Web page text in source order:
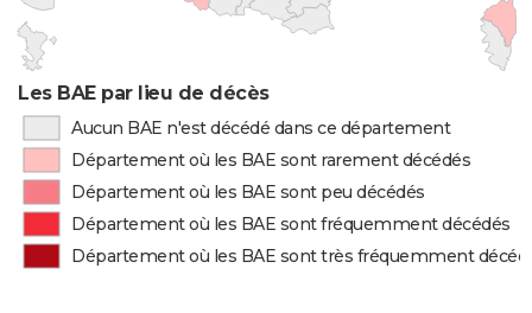
Les BAE par lieu de décès
Aucun BAE n'est décédé dans ce département
Département où les BAE sont rarement décédés
Département où les BAE sont peu décédés
Département où les BAE sont fréquemment décédés
Département où les BAE sont très fréquemment